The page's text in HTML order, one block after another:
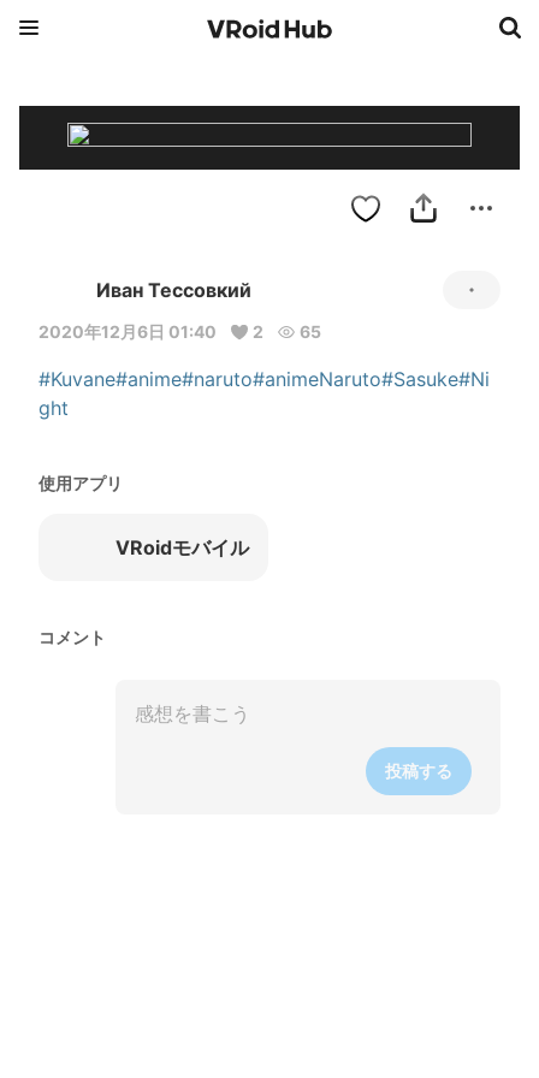
Иван Тессовкий
2020年12月6日 01:40 2 65
#Kuvane#anime#naruto#animeNaruto#Sasuke#Ni
ght
使用アプリ
VRoidモバイル
コメント
投稿する